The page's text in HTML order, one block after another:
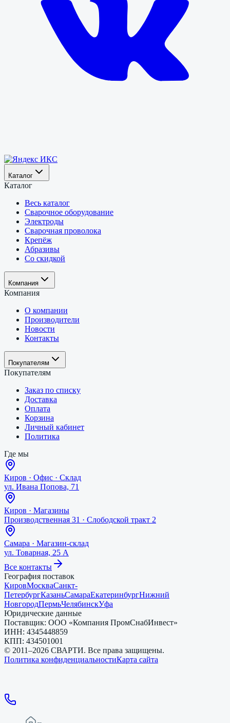
Каталог
Каталог
Весь каталог
Сварочное оборудование
Электроды
Сварочная проволока
Крепёж
Абразивы
Со скидкой
Компания
Компания
О компании
Производители
Новости
Контакты
Покупателям
Покупателям
Заказ по списку
Доставка
Оплата
Корзина
Личный кабинет
Политика
Где мы
Киров · Офис · Склад
ул. Ивана Попова, 71
Киров · Магазины
Производственная 31 · Слободской тракт 2
Самара · Магазин-склад
ул. Товарная, 25 А
Все контакты
География поставок
КировМоскваСанкт-
ПетербургКазаньСамараЕкатеринбургНижний
НовгородПермьЧелябинскУфа
Юридические данные
Поставщик: ООО «Компания ПромСнабИнвест»
ИНН: 4345448859
КПП: 434501001
© 2011–2026 СВАРТИ. Все права защищены.
Политика конфиденциальностиКарта сайта